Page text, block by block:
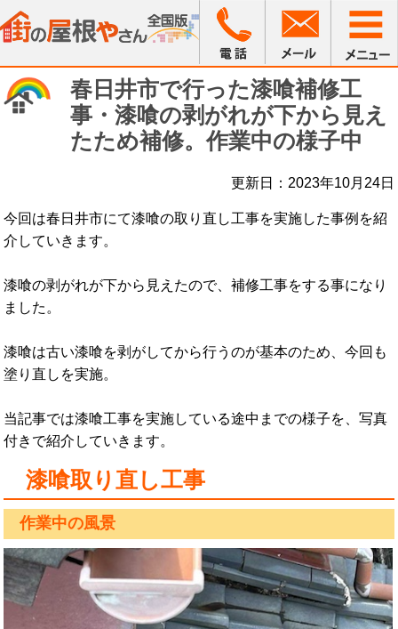
春日井市で行った漆喰補修工
事・漆喰の剥がれが下から見え
たため補修。作業中の様子中
更新日：2023年10月24日
今回は春日井市にて漆喰の取り直し工事を実施した事例を紹
介していきます。
漆喰の剥がれが下から見えたので、補修工事をする事になり
ました。
漆喰は古い漆喰を剥がしてから行うのが基本のため、今回も
塗り直しを実施。
当記事では漆喰工事を実施している途中までの様子を、写真
付きで紹介していきます。
漆喰取り直し工事
作業中の風景